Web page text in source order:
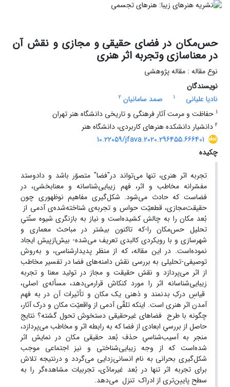
حس‌مکان در فضای حقیقی و مجازی و نقش آن
در معناسازی وتجربه اثر هنری
نوع مقاله : مقاله پژوهشی
نویسندگان
نادیا علیانی
1 صمد سامانیان 2
1 حفاظت و مرمت آثار فرهنگی و تاریخی دانشگاه هنر تهران
2 دانشیار دانشکده هنرهای کاربردی، دانشگاه هنر
10.22059/jfava.2020.296455.666401
چکیده
تجربه اثر هنری، تنها می‌تواند در"فضا" متصوّر باشد و دادوستد
مفسّرانه مخاطب و اثر، فهم زیبایی‌شناسانه و معنابخشی، در
فضاست که حادث می‌شود. شکل‌گیری مفاهیم نوظهوری چون
حقیقت‌مجازی، قطعیّت حواس و تجربه‌ی شناخته‌شده‌ی آدمی از
بُعد مکان را به چالش کشیده‌است و نیاز به بازنگری شیوه سنّتیِ
تحلیل حس‌مکان را-که تاکنون بیشتر در مباحث معماری و
شهرسازی و با رویکردی کالبدی تعریف می‌شده- بیش‌ازپیش ایجاد
نموده‌است. در این مقاله، که از منظر پدیدار‌شناسی، و به‌روش
توصیفی-تحلیلی به بررسی نقش دامنه‌های فضا در تفسیر مخاطب
از اثر می‌پردازد و نقش حقیقت و مجاز در تولید معنا و تجربه
زیبایی‌شناسانه اثر را مورد کنکاش قرارمی‌دهد، مسأله‌ی اصلی،
قیاسِ درکِ بدنمند و ذهنی یک مکان و تأثیرات آن در به فهم
آمدن اثر هنری است. اینکه تلقّی آدمی از واقعیّت مکان و درک آثار،
چگونه با طرح فضاهای غیرحقیقی دستخوش تحول گشته؟ نتایج
حاصل از بررسیِ ابعادی از فضا که به رابطه اثر و مخاطب می‌پردازد،
منجر به آسیب‌شناسیِ حذف بُعد حقیقی مکان در نمایش اثر
شده‌است که از وجه زیبایی‌شناختی و نیز اجتماعی موجب
شکل‌گیری بحرانی به نام انسانی‌زدایی می‌گردد و درنتیجه تلاش
برای تجربه اثر تنها در بُعد غیرمادّی، تجربیات مشاهده‌گر را به
سطح پایین‌تری از ادراک تنزل می‌دهد.